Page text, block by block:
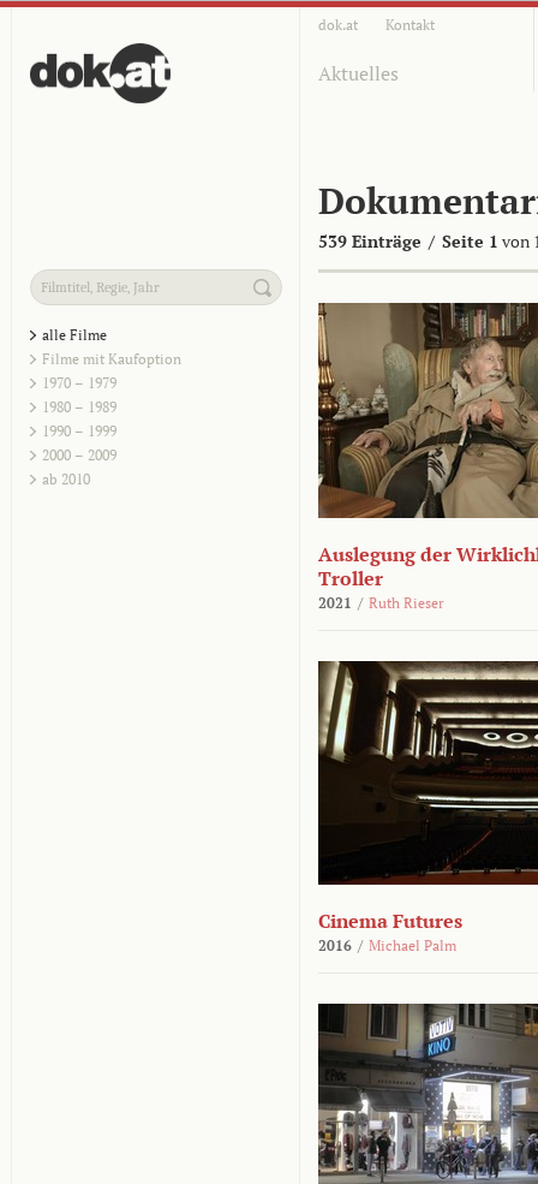
dok.at Kontakt
Aktuelles
539 Einträge / Seite 1 von
alle Filme
Filme mit Kaufoption
1970 – 1979
1980 – 1989
1990 – 1999
2000 – 2009
ab 2010
Auslegung der
Troller
2021 / Ruth Rieser
Cinema Futures
2016 / Michael Palm